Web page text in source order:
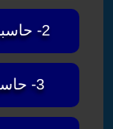
2- حاسبة البرج الميلادي { مواليدك }
3- حاسبة البرج الباطني { العربي }